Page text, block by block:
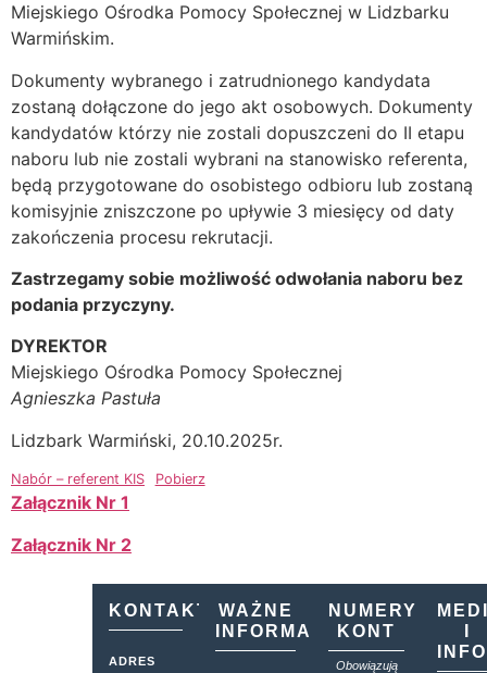
Miejskiego Ośrodka Pomocy Społecznej w Lidzbarku
Warmińskim.
Dokumenty wybranego i zatrudnionego kandydata
zostaną dołączone do jego akt osobowych. Dokumenty
kandydatów którzy nie zostali dopuszczeni do II etapu
naboru lub nie zostali wybrani na stanowisko referenta,
będą przygotowane do osobistego odbioru lub zostaną
komisyjnie zniszczone po upływie 3 miesięcy od daty
zakończenia procesu rekrutacji.
Zastrzegamy sobie możliwość odwołania naboru bez
podania przyczyny.
DYREKTOR
Miejskiego Ośrodka Pomocy Społecznej
Agnieszka Pastuła
Lidzbark Warmiński, 20.10.2025r.
Nabór – referent KIS Pobierz
Załącznik Nr 1
Załącznik Nr 2
KONTAKT
ADRES
WAŻNE
INFORMACJE
NUMERY
KONT
Obowiązują